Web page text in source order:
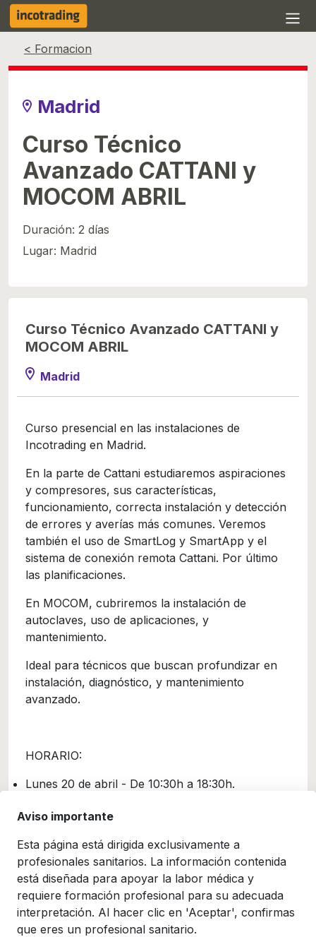
< Formacion
Madrid
Curso Técnico
Avanzado CATTANI y
MOCOM ABRIL
Duración: 2 días
Lugar: Madrid
Curso Técnico Avanzado CATTANI y
MOCOM ABRIL
Madrid
Curso presencial en las instalaciones de
Incotrading en Madrid.
En la parte de Cattani estudiaremos aspiraciones
y compresores, sus características,
funcionamiento, correcta instalación y detección
de errores y averías más comunes. Veremos
también el uso de SmartLog y SmartApp y el
sistema de conexión remota Cattani. Por último
las planificaciones.
En MOCOM, cubriremos la instalación de
autoclaves, uso de aplicaciones, y
mantenimiento.
Ideal para técnicos que buscan profundizar en
instalación, diagnóstico, y mantenimiento
avanzado.
HORARIO:
Lunes 20 de abril - De 10:30h a 18:30h.
Duración
2 días
Lugar
Aviso importante
Esta página está dirigida exclusivamente a
profesionales sanitarios. La información contenida
está diseñada para apoyar la labor médica y
requiere formación profesional para su adecuada
interpretación. Al hacer clic en 'Aceptar', confirmas
que eres un profesional sanitario.